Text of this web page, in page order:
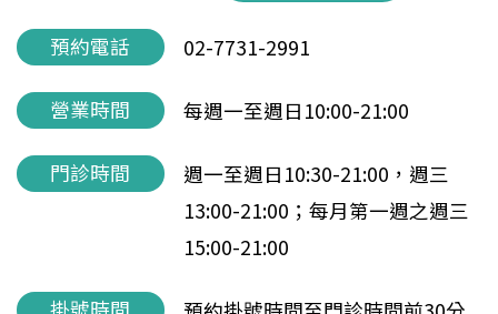
預約電話 02-7731-2991
營業時間 每週一至週日10:00-21:00
門診時間
週一至週日10:30-21:00，週三
13:00-21:00；每月第一週之週三
15:00-21:00